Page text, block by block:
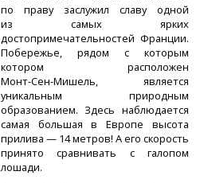
по праву заслужил славу одной
из самых ярких
достопримечательностей Франции.
Побережье, рядом с которым
котором расположен
Монт-Сен-Мишель,
является
уникальным природным
образованием. Здесь наблюдается
самая большая в Европе высота
прилива — 14 метров! А его скорость
принято сравнивать с галопом
лошади.